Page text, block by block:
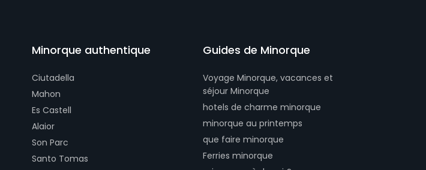
Minorque authentique
Ciutadella
Mahon
Es Castell
Alaior
Son Parc
Santo Tomas
Guides de Minorque
Voyage Minorque, vacances et
séjour Minorque
hotels de charme minorque
minorque au printemps
que faire minorque
Ferries minorque